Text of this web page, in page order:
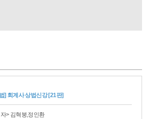
] 회계사 상법신강 [21판]
> 김혁붕,정인환